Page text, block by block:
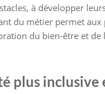
à développer
du métier permet aux
du bien-être et de
plus inclusive